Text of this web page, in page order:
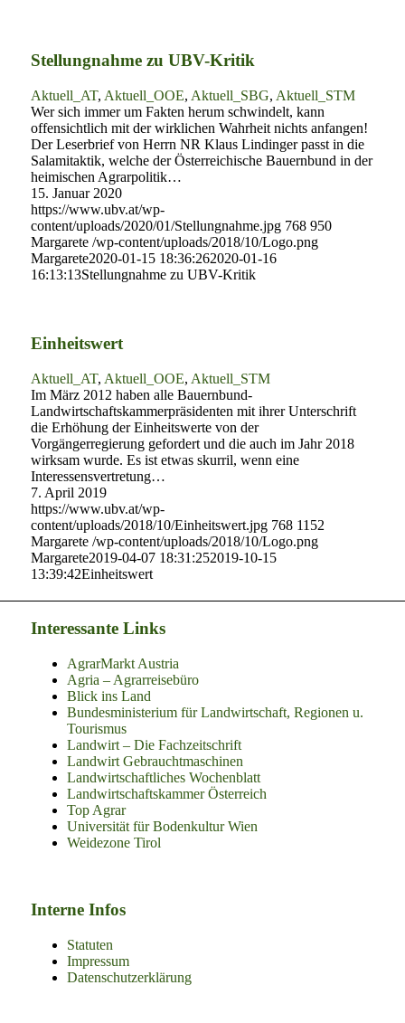
Stellungnahme zu UBV-Kritik
Aktuell_AT, Aktuell_OOE, Aktuell_SBG, Aktuell_STM
Wer sich immer um Fakten herum schwindelt, kann
offensichtlich mit der wirklichen Wahrheit nichts anfangen!
Der Leserbrief von Herrn NR Klaus Lindinger passt in die
Salamitaktik, welche der Österreichische Bauernbund in der
heimischen Agrarpolitik…
15. Januar 2020
https://www.ubv.at/wp-
content/uploads/2020/01/Stellungnahme.jpg 768 950
Margarete /wp-content/uploads/2018/10/Logo.png
Margarete2020-01-15 18:36:262020-01-16
16:13:13Stellungnahme zu UBV-Kritik
Einheitswert
Aktuell_AT, Aktuell_OOE, Aktuell_STM
Im März 2012 haben alle Bauernbund-
Landwirtschaftskammerpräsidenten mit ihrer Unterschrift
die Erhöhung der Einheitswerte von der
Vorgängerregierung gefordert und die auch im Jahr 2018
wirksam wurde. Es ist etwas skurril, wenn eine
Interessensvertretung…
7. April 2019
https://www.ubv.at/wp-
content/uploads/2018/10/Einheitswert.jpg 768 1152
Margarete /wp-content/uploads/2018/10/Logo.png
Margarete2019-04-07 18:31:252019-10-15
13:39:42Einheitswert
Interessante Links
AgrarMarkt Austria
Agria – Agrarreisebüro
Blick ins Land
Bundesministerium für Landwirtschaft, Regionen u.
Tourismus
Landwirt – Die Fachzeitschrift
Landwirt Gebrauchtmaschinen
Landwirtschaftliches Wochenblatt
Landwirtschaftskammer Österreich
Top Agrar
Universität für Bodenkultur Wien
Weidezone Tirol
Interne Infos
Statuten
Impressum
Datenschutzerklärung